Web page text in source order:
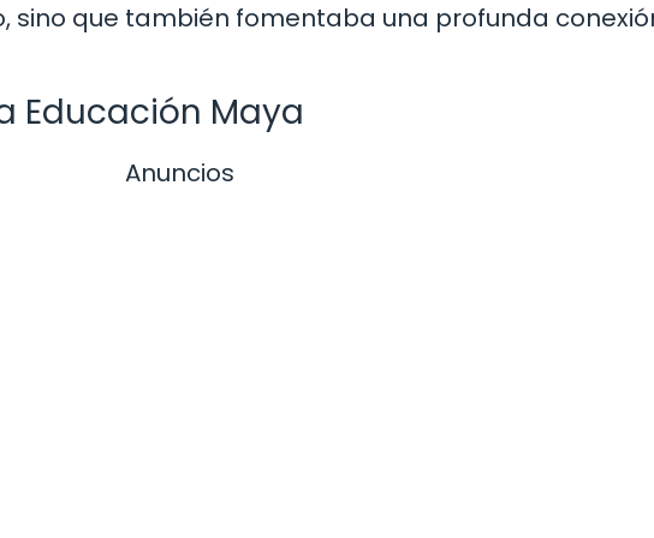
sino que también fomentaba una profunda
Educación Maya
Anuncios